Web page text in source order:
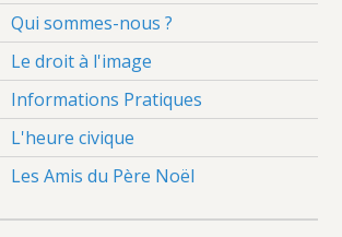
Qui sommes-nous ?
Le droit à l'image
Informations Pratiques
L'heure civique
Les Amis du Père Noël